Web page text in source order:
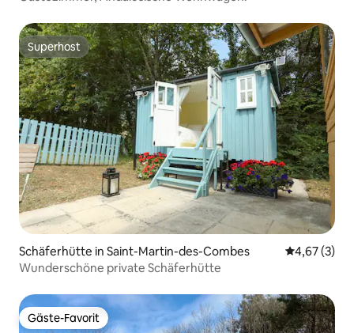
Superhost
Superhost
Schäferhütte in Saint-Martin-des-Combes
4,67 (3)
Wunderschöne private Schäferhütte
Gäste-Favorit
Gäste-Favorit